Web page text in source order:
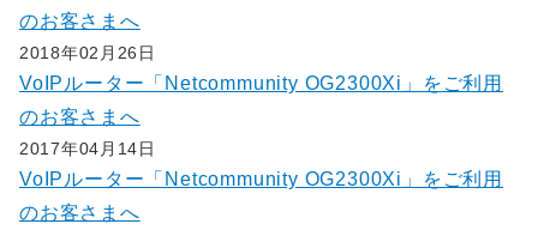
のお客さまへ
2018年02月26日
VoIPルーター「Netcommunity OG2300Xi」をご利用
のお客さまへ
2017年04月14日
VoIPルーター「Netcommunity OG2300Xi」をご利用
のお客さまへ